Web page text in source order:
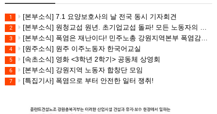
1 [본부소식] 7.1 요양보호사의 날 전국 동시 기자회견
2 [본부소식] 원청교섭 원년. 초기업교섭 돌파! 모든 노동자의 노동기본권 쟁취! 민주노총 7.15 총파업대회
3 [본부소식] 폭염은 재난이다! 민주노총 강원지역본부 폭염감시단 선포 기자회견
4 [원주소식] 원주 이주노동자 한국어교실
5 [속초소식] 영화 <3학년 2학기> 공동체 상영회
6 [본부소식] 강원지역 노동자 합창단 모임
7 [특집기사] 폭염으로 부터 안전한 일터 쟁취!